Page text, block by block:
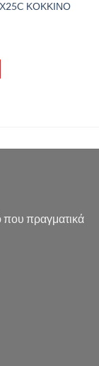
ΚΟΚΚΙΝΟ
που πραγματικά